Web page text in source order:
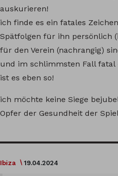
auskurieren!
ich finde es ein fatales
Spätfolgen für ihn persönlich
für den Verein (nachrangig)
und im schlimmsten Fall
ist es eben so!
ich möchte keine Siege
Opfer der Gesundheit der
Ibiza 19.04.2024